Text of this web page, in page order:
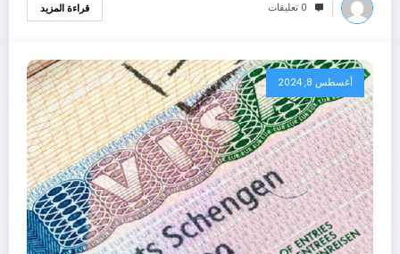
0 تعليقات قراءة المزيد
أغسطس 8, 2024